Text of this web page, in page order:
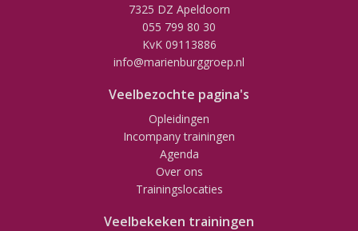
7325 DZ Apeldoorn
055 799 80 30
KvK 09113886
info@marienburggroep.nl
Veelbezochte pagina's
Opleidingen
Incompany trainingen
Agenda
Over ons
Trainingslocaties
Veelbekeken trainingen